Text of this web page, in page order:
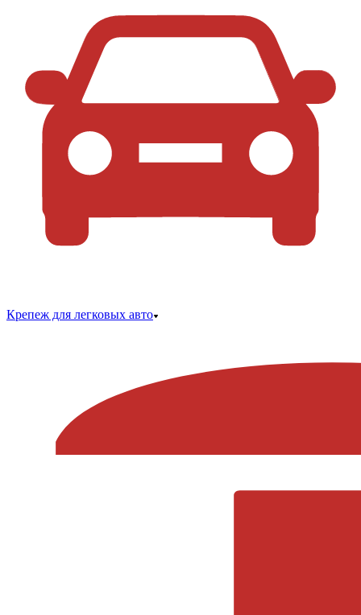
Крепеж для легковых авто